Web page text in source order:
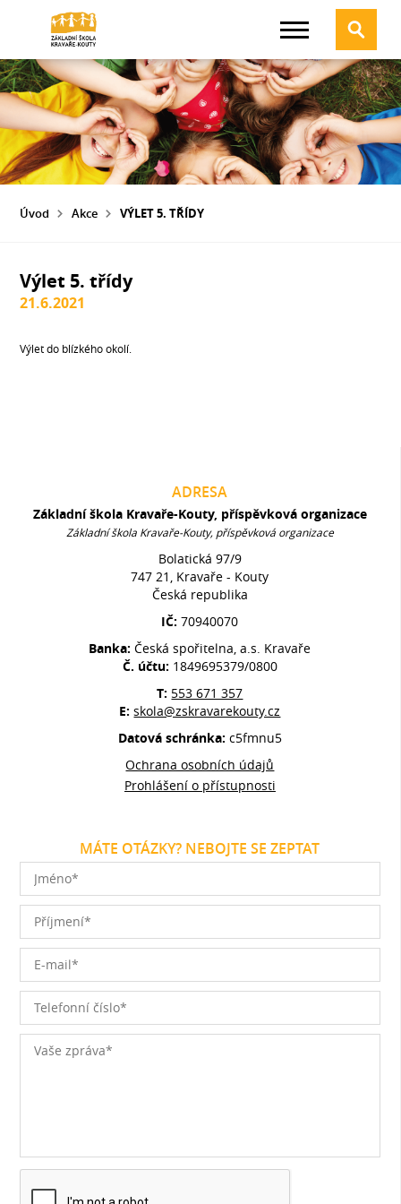
Úvod Akce VÝLET 5. TŘÍDY
Výlet 5. třídy
21.6.2021
Výlet do blízkého okolí.
ADRESA
Základní škola Kravaře-Kouty, příspěvková organizace
Základní škola Kravaře-Kouty, příspěvková organizace
Bolatická 97/9
747 21, Kravaře - Kouty
Česká republika
IČ:70940070
Banka:Česká spořitelna, a.s. Kravaře
Č. účtu: 1849695379/0800
T: 553 671 357
E:skola@zskravarekouty.cz
Datová schránka: c5fmnu5
Ochrana osobních údajů
Prohlášení o přístupnosti
MÁTE OTÁZKY? NEBOJTE SE ZEPTAT